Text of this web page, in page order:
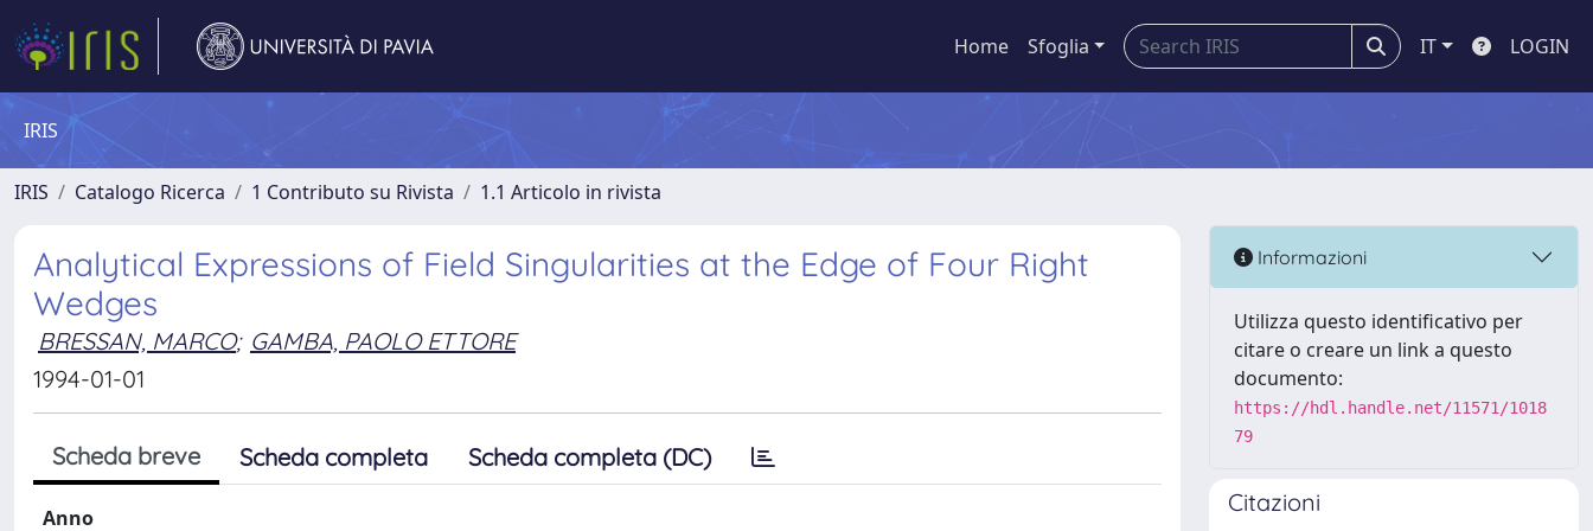
Home Sfoglia IT LOGIN
IRIS
IRIS Catalogo Ricerca 1 Contributo su Rivista 1.1 Articolo in rivista
Analytical Expressions of Field Singularities at the Edge of Four Right
Wedges
BRESSAN, MARCO; GAMBA, PAOLO ETTORE
1994-01-01
Scheda breve Scheda completa Scheda completa (DC)
Anno
Informazioni
Utilizza questo identificativo per
citare o creare un link a questo
documento:
https://hdl.handle.net/11571/1018
79
Citazioni